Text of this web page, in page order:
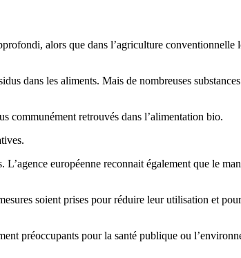
alors que dans l’agriculture conventionnelle
dans les aliments. Mais de nombreuses
communément retrouvés dans l’alimentation bio.
européenne reconnait également que le
soient prises pour réduire leur utilisation et
préoccupants pour la santé publique ou